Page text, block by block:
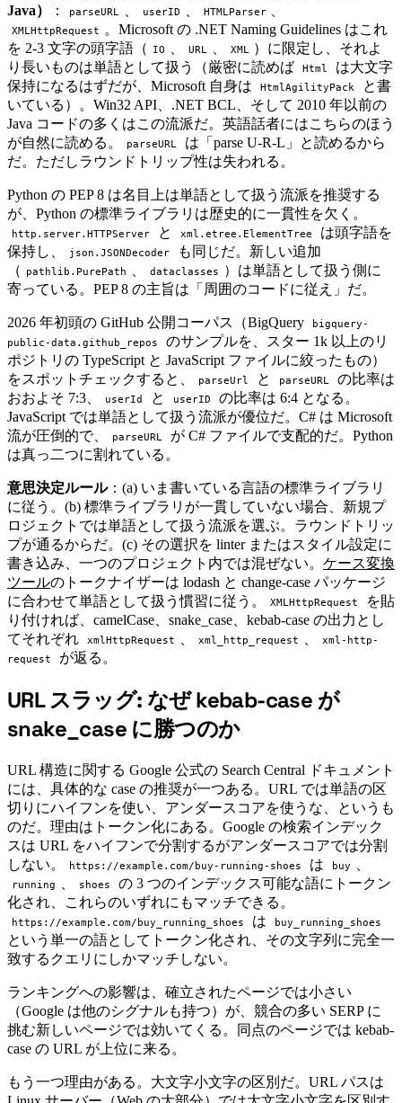
Java）
： parseURL userID HTMLParser
XMLHttpRequest
。Microsoft の .NET Naming Guidelines はこれ
を 2-3 文字の頭字語（
IO URL XML ）に限定し、それよ
り長いものは単語として扱う（厳密に読めば
Html
は大文字
保持になるはずだが、Microsoft 自身は
HtmlAgilityPack
と書
いている）。Win32 API、.NET BCL、そして 2010 年以前の
Java コードの多くはこの流派だ。英語話者にはこちらのほう
が自然に読める。
parseURL
は「parse U-R-L」と読めるから
だ。ただしラウンドトリップ性は失われる。
Python の PEP 8 は名目上は単語として扱う流派を推奨する
が、Python の標準ライブラリは歴史的に一貫性を欠く。
http.server.HTTPServer と xml.etree.ElementTree
は頭字語を
保持し、
json.JSONDecoder
も同じだ。新しい追加
（
pathlib.PurePath dataclasses
）は単語として扱う側に
寄っている。PEP 8 の主旨は「周囲のコードに従え」だ。
2026 年初頭の GitHub 公開コーパス（BigQuery
bigquery-
public-data.github_repos
のサンプルを、スター 1k 以上のリ
ポジトリの TypeScript と JavaScript ファイルに絞ったもの）
をスポットチェックすると、
parseUrl と parseURL
の比率は
おおよそ 7:3、
userId と userID
の比率は 6:4 となる。
JavaScript では単語として扱う流派が優位だ。C# は Microsoft
流が圧倒的で、
parseURL
が C# ファイルで支配的だ。Python
は真っ二つに割れている。
意思決定ルール：(a) いま書いている言語の標準ライブラリ
に従う。(b) 標準ライブラリが一貫していない場合、新規プ
ロジェクトでは単語として扱う流派を選ぶ。ラウンドトリッ
プが通るからだ。(c) その選択を linter またはスタイル設定に
書き込み、一つのプロジェクト内では混ぜない。 ケース変換
ツールのトークナイザーは lodash と change-case パッケージ
に合わせて単語として扱う慣習に従う。
XMLHttpRequest
を貼
り付ければ、camelCase、snake_case、kebab-case の出力とし
てそれぞれ
xmlHttpRequest xml_http_request
xml-http-
request
が返る。
#
URL スラッグ: なぜ kebab-case が
snake_case に勝つのか
URL 構造に関する Google 公式の Search Central ドキュメント
には、具体的な case の推奨が一つある。URL では単語の区
切りにハイフンを使い、アンダースコアを使うな、というも
のだ。理由はトークン化にある。Google の検索インデック
スは URL をハイフンで分割するがアンダースコアでは分割
しない。
https://example.com/buy-running-shoes は buy
running shoes
の 3 つのインデックス可能な語にトークン
化され、これらのいずれにもマッチできる。
https://example.com/buy_running_shoes は buy_running_shoes
という単一の語としてトークン化され、その文字列に完全一
致するクエリにしかマッチしない。
ランキングへの影響は、確立されたページでは小さい
（Google は他のシグナルも持つ）が、競合の多い SERP に
挑む新しいページでは効いてくる。同点のページでは kebab-
case の URL が上位に来る。
もう一つ理由がある。大文字小文字の区別だ。URL パスは